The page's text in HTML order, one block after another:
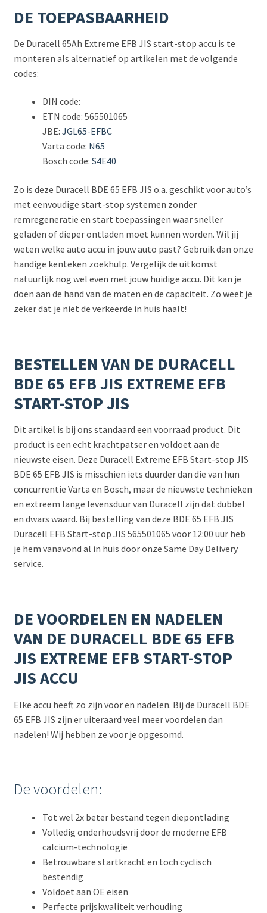
DE TOEPASBAARHEID
De Duracell 65Ah Extreme EFB JIS start-stop accu is te
monteren als alternatief op artikelen met de volgende
codes:
DIN code:
ETN code: 565501065
JBE: JGL65-EFBC
Varta code: N65
Bosch code: S4E40
Zo is deze Duracell BDE 65 EFB JIS o.a. geschikt voor auto’s
met eenvoudige start-stop systemen zonder
remregeneratie en start toepassingen waar sneller
geladen of dieper ontladen moet kunnen worden. Wil jij
weten welke auto accu in jouw auto past? Gebruik dan onze
handige kenteken zoekhulp. Vergelijk de uitkomst
natuurlijk nog wel even met jouw huidige accu. Dit kan je
doen aan de hand van de maten en de capaciteit. Zo weet je
zeker dat je niet de verkeerde in huis haalt!
BESTELLEN VAN DE DURACELL
BDE 65 EFB JIS EXTREME EFB
START-STOP JIS
Dit artikel is bij ons standaard een voorraad product. Dit
product is een echt krachtpatser en voldoet aan de
nieuwste eisen. Deze Duracell Extreme EFB Start-stop JIS
BDE 65 EFB JIS is misschien iets duurder dan die van hun
concurrentie Varta en Bosch, maar de nieuwste technieken
en extreem lange levensduur van Duracell zijn dat dubbel
en dwars waard. Bij bestelling van deze BDE 65 EFB JIS
Duracell EFB Start-stop JIS 565501065 voor 12:00 uur heb
je hem vanavond al in huis door onze Same Day Delivery
service.
DE VOORDELEN EN NADELEN
VAN DE DURACELL BDE 65 EFB
JIS EXTREME EFB START-STOP
JIS ACCU
Elke accu heeft zo zijn voor en nadelen. Bij de Duracell BDE
65 EFB JIS zijn er uiteraard veel meer voordelen dan
nadelen! Wij hebben ze voor je opgesomd.
De voordelen:
Tot wel 2x beter bestand tegen diepontlading
Volledig onderhoudsvrij door de moderne EFB
calcium-technologie
Betrouwbare startkracht en toch cyclisch
bestendig
Voldoet aan OE eisen
Perfecte prijskwaliteit verhouding